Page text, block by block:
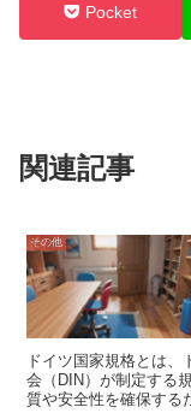
Pocket
関連記事
その他
ドイツ国家規格とは
会（DIN）が制定する
質や安全性を確保する